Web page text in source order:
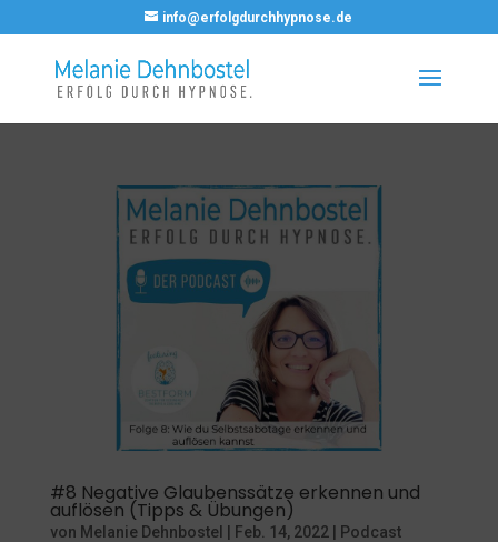
info@erfolgdurchhypnose.de
#8 Negative Glaubenssätze erkennen und
auflösen (Tipps & Übungen)
von Melanie Dehnbostel Feb. 14, 2022 Podcast